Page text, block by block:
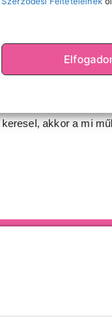
során megtanulod
bármilyen szinten
hogy a
építést,
akkor a mi